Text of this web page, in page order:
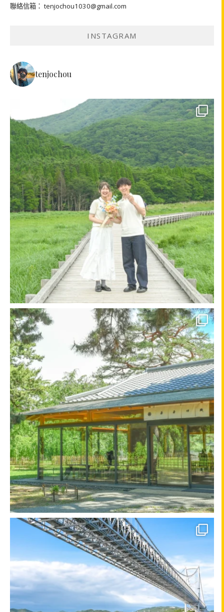
聯絡信箱： tenjochou1030@gmail.com
INSTAGRAM
tenjochou